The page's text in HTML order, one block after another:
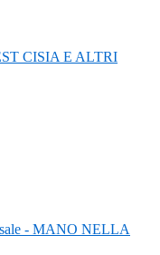
CISIA E ALTRI
- MANO NELLA